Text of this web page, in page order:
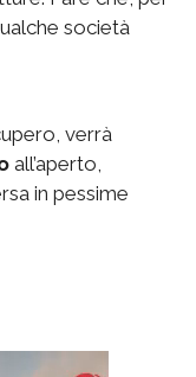
società
verrà
all’aperto,
in pessime